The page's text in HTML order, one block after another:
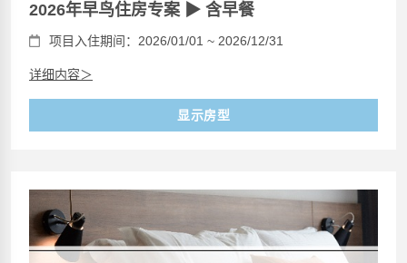
2026年早鸟住房专案 ▶ 含早餐
项目入住期间：2026/01/01 ~ 2026/12/31
详细内容＞
显示房型